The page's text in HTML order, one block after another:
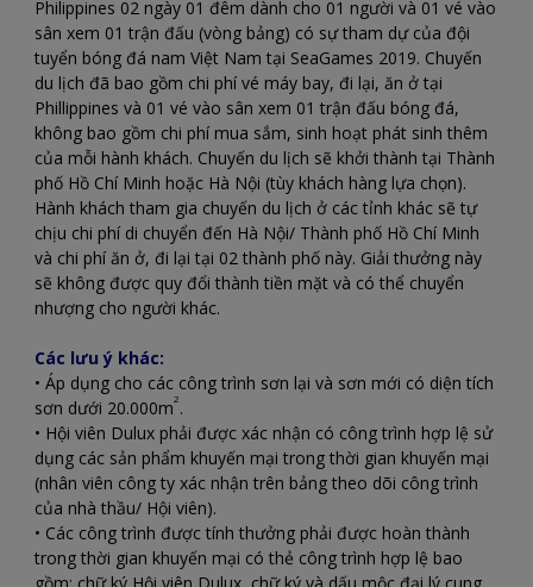
Philippines 02 ngày 01 đêm dành cho 01 người và 01 vé vào
sân xem 01 trận đấu (vòng bảng) có sự tham dự của đội
tuyển bóng đá nam Việt Nam tại SeaGames 2019. Chuyến
du lịch đã bao gồm chi phí vé máy bay, đi lại, ăn ở tại
Phillippines và 01 vé vào sân xem 01 trận đấu bóng đá,
không bao gồm chi phí mua sắm, sinh hoạt phát sinh thêm
của mỗi hành khách. Chuyến du lịch sẽ khởi thành tại Thành
phố Hồ Chí Minh hoặc Hà Nội (tùy khách hàng lựa chọn).
Hành khách tham gia chuyến du lịch ở các tỉnh khác sẽ tự
chịu chi phí di chuyển đến Hà Nội/ Thành phố Hồ Chí Minh
và chi phí ăn ở, đi lại tại 02 thành phố này. Giải thưởng này
sẽ không được quy đổi thành tiền mặt và có thể chuyển
nhượng cho người khác.
Các lưu ý khác:
• Áp dụng cho các công trình sơn lại và sơn mới có diện tích
sơn dưới 20.000m2.
• Hội viên Dulux phải được xác nhận có công trình hợp lệ sử
dụng các sản phẩm khuyến mại trong thời gian khuyến mại
(nhân viên công ty xác nhận trên bảng theo dõi công trình
của nhà thầu/ Hội viên).
• Các công trình được tính thưởng phải được hoàn thành
trong thời gian khuyến mại có thẻ công trình hợp lệ bao